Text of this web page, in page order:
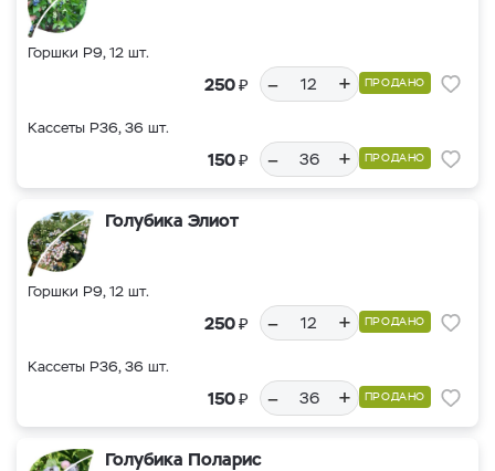
Горшки Р9, 12 шт.
250₽ – + ПРОДАНО
Кассеты Р36, 36 шт.
150₽ – + ПРОДАНО
Голубика Элиот
Горшки Р9, 12 шт.
250₽ – + ПРОДАНО
Кассеты Р36, 36 шт.
150₽ – + ПРОДАНО
Голубика Поларис